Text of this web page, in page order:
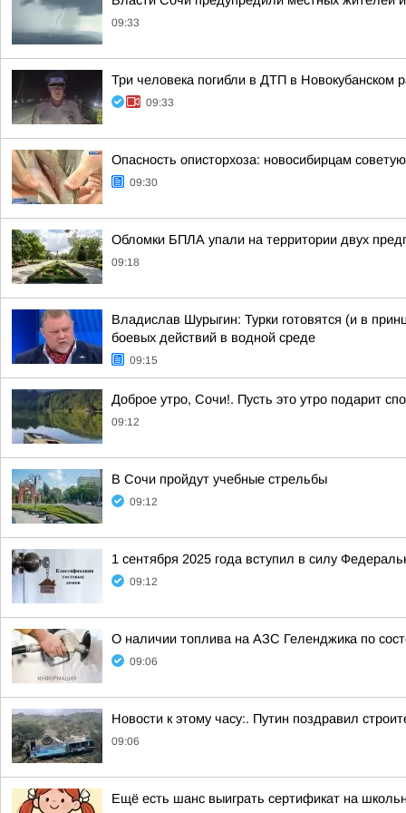
09:33
Три человека погибли в ДТП в Новокубанском
09:33
Опасность описторхоза: новосибирцам
09:30
Обломки БПЛА упали на территории двух
09:18
Владислав Шурыгин: Турки готовятся (и в
боевых действий в водной среде
09:15
Доброе утро, Сочи!. Пусть это утро подарит
09:12
В Сочи пройдут учебные стрельбы
09:12
1 сентября 2025 года вступил в силу
09:12
О наличии топлива на АЗС Геленджика по
09:06
Новости к этому часу:. Путин поздравил
09:06
Ещё есть шанс выиграть сертификат на